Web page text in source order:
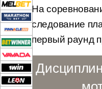
На
следование
первый раунд